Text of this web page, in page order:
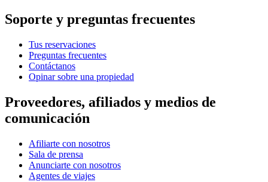
Soporte y preguntas frecuentes
Tus reservaciones
Preguntas frecuentes
Contáctanos
Opinar sobre una propiedad
Proveedores, afiliados y medios de
comunicación
Afiliarte con nosotros
Sala de prensa
Anunciarte con nosotros
Agentes de viajes